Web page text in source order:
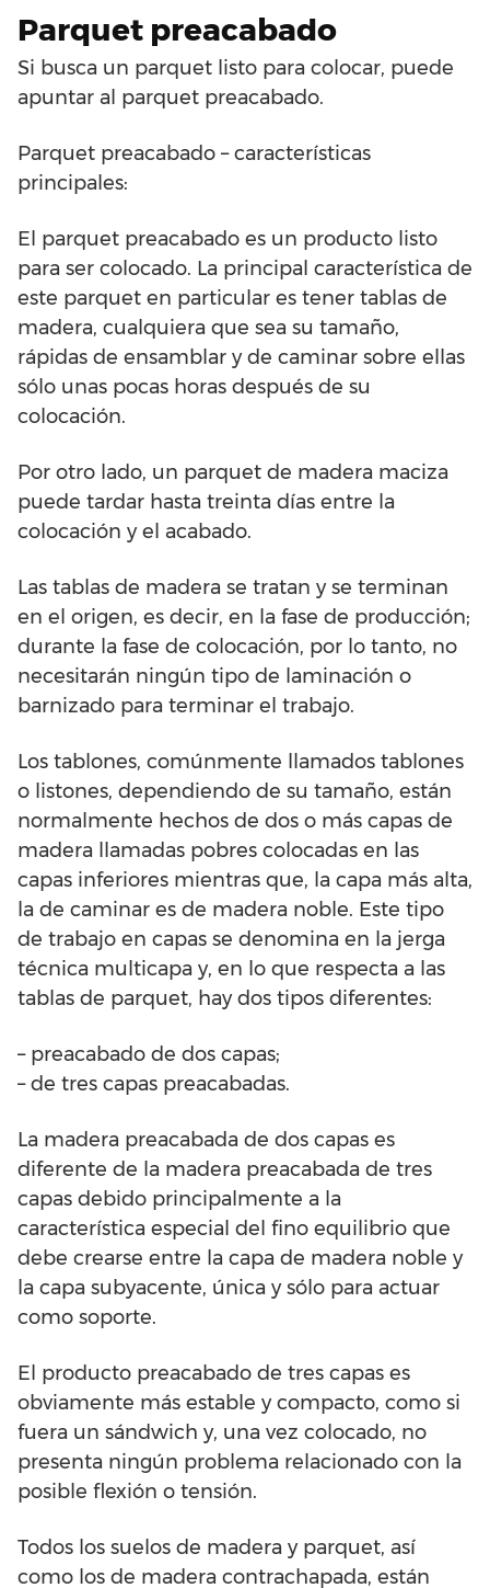
Parquet preacabado
Si busca un parquet listo para colocar, puede
apuntar al parquet preacabado.
Parquet preacabado – características
principales:
El parquet preacabado es un producto listo
para ser colocado. La principal característica de
este parquet en particular es tener tablas de
madera, cualquiera que sea su tamaño,
rápidas de ensamblar y de caminar sobre ellas
sólo unas pocas horas después de su
colocación.
Por otro lado, un parquet de madera maciza
puede tardar hasta treinta días entre la
colocación y el acabado.
Las tablas de madera se tratan y se terminan
en el origen, es decir, en la fase de producción;
durante la fase de colocación, por lo tanto, no
necesitarán ningún tipo de laminación o
barnizado para terminar el trabajo.
Los tablones, comúnmente llamados tablones
o listones, dependiendo de su tamaño, están
normalmente hechos de dos o más capas de
madera llamadas pobres colocadas en las
capas inferiores mientras que, la capa más alta,
la de caminar es de madera noble. Este tipo
de trabajo en capas se denomina en la jerga
técnica multicapa y, en lo que respecta a las
tablas de parquet, hay dos tipos diferentes:
– preacabado de dos capas;
– de tres capas preacabadas.
La madera preacabada de dos capas es
diferente de la madera preacabada de tres
capas debido principalmente a la
característica especial del fino equilibrio que
debe crearse entre la capa de madera noble y
la capa subyacente, única y sólo para actuar
como soporte.
El producto preacabado de tres capas es
obviamente más estable y compacto, como si
fuera un sándwich y, una vez colocado, no
presenta ningún problema relacionado con la
posible flexión o tensión.
Todos los suelos de madera y parquet, así
como los de madera contrachapada, están